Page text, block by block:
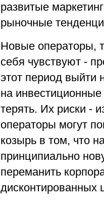
развитые
рыночные
Новые операторы,
себя чувствуют -
этот период выйти
на инвестиционные
терять. Их риски -
операторы могут
козырь в том, что
принципиально
переманить
дисконтированных